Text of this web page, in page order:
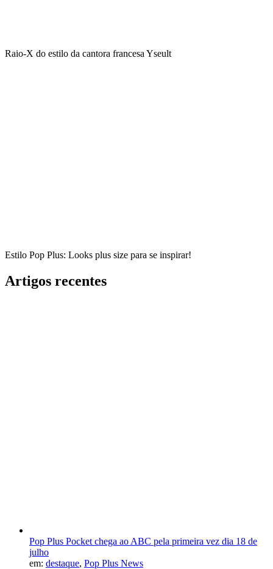
Raio-X do estilo da cantora francesa Yseult
Estilo Pop Plus: Looks plus size para se inspirar!
Artigos recentes
Pop Plus Pocket chega ao ABC pela primeira vez dia 18 de
julho
em: destaque, Pop Plus News